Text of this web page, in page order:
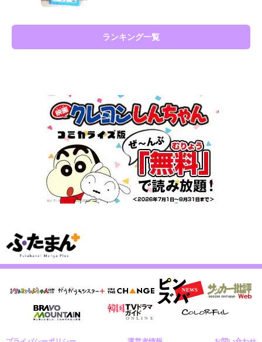
ランキング一覧